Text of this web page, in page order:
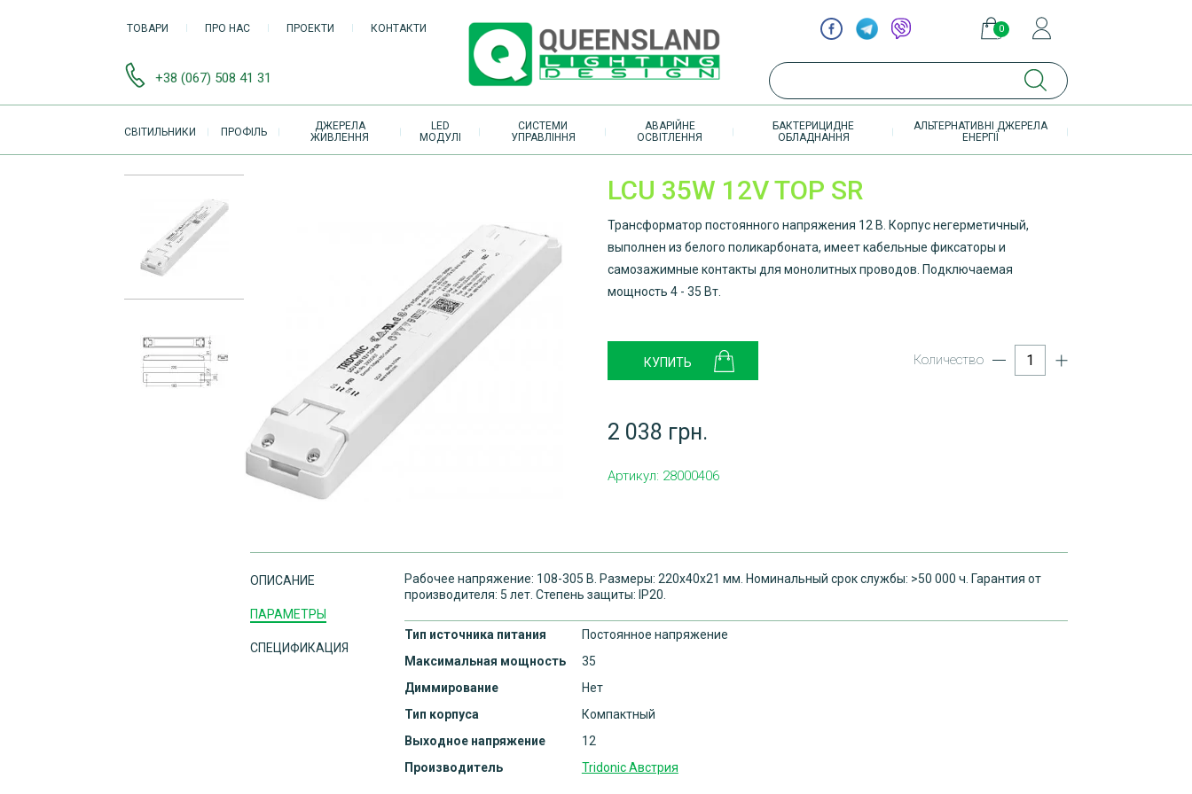
ТОВАРИ ПРО НАС ПРОЕКТИ КОНТАКТИ
+38 (067) 508 41 31
0
элементов
ОСНОВНАЯ
НАВИГАЦИЯ
СВІТИЛЬНИКИ ПРОФІЛЬ
ДЖЕРЕЛА
ЖИВЛЕННЯ
LED
МОДУЛІ
СИСТЕМИ
УПРАВЛІННЯ
АВАРІЙНЕ
ОСВІТЛЕННЯ
БАКТЕРИЦИДНЕ
ОБЛАДНАННЯ
АЛЬТЕРНАТИВНІ ДЖЕРЕЛА
ЕНЕРГІЇ
LCU 35W 12V TOP SR
Трансформатор постоянного напряжения 12 В. Корпус негерметичный,
выполнен из белого поликарбоната, имеет кабельные фиксаторы и
самозажимные контакты для монолитных проводов. Подключаемая
мощность 4 - 35 Вт.
Количество
2 038 грн.
Артикул: 28000406
ОПИСАНИЕ
ПАРАМЕТРЫ
СПЕЦИФИКАЦИЯ
Рабочее напряжение: 108-305 В. Размеры: 220x40x21 мм. Номинальный срок службы: >50 000 ч. Гарантия от
производителя: 5 лет. Степень защиты: IP20.
Тип источника питания
Постоянное напряжение
Максимальная мощность
35
Диммирование
Нет
Тип корпуса
Компактный
Выходное напряжение
12
Производитель
Tridonic Австрия